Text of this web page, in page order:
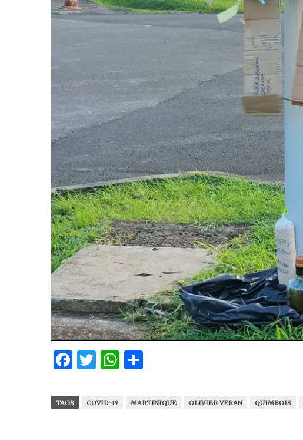
Facebook
Twitter
WhatsApp
TAGS COVID-19 MARTINIQUE OLIVIER VERAN QUIMBOIS